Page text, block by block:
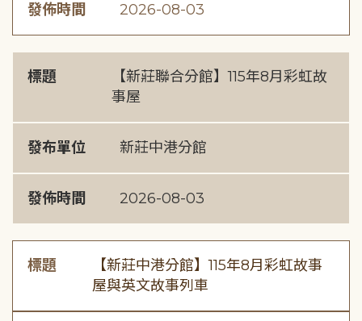
發佈時間 2026-08-03
標題
【新莊聯合分館】115年8月彩虹故
事屋
發布單位 新莊中港分館
發佈時間 2026-08-03
標題
【新莊中港分館】115年8月彩虹故事
屋與英文故事列車